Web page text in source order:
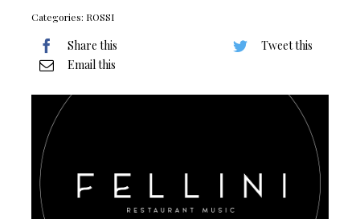
Categories: ROSSI
Share this
Tweet this
Email this